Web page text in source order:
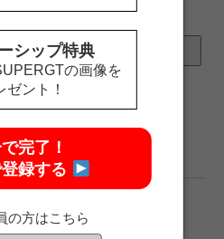
か ?
シップ特典
の画像を
ゼント！
完了！
録する
の方はこちら